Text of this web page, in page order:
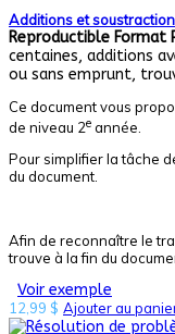
Additions et
Reproductible Format
centaines, additions
ou sans emprunt,
Ce document vous
de niveau 2e année.
Pour simplifier la tâche
du document.
Afin de reconnaître le
trouve à la fin du
Voir exemple
12,99 $ Ajouter au